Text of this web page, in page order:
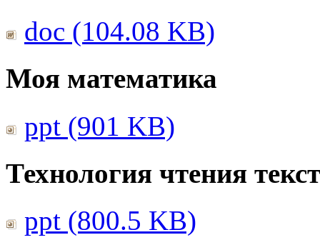
doc (104.08 KB)
Моя математика
ppt (901 KB)
Технология чтения
ppt (800.5 KB)